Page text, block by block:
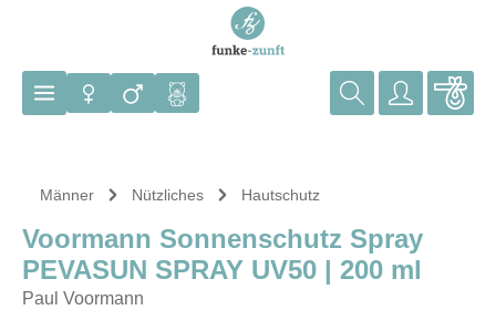
Männer Nützliches Hautschutz
Voormann Sonnenschutz Spray
PEVASUN SPRAY UV50 | 200 ml
Paul Voormann